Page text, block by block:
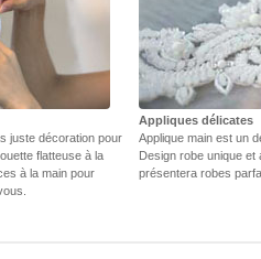
juste décoration pour
flatteuse à la
à la main pour
Appliques délicates
Applique main est un
Design robe unique et
présentera robes